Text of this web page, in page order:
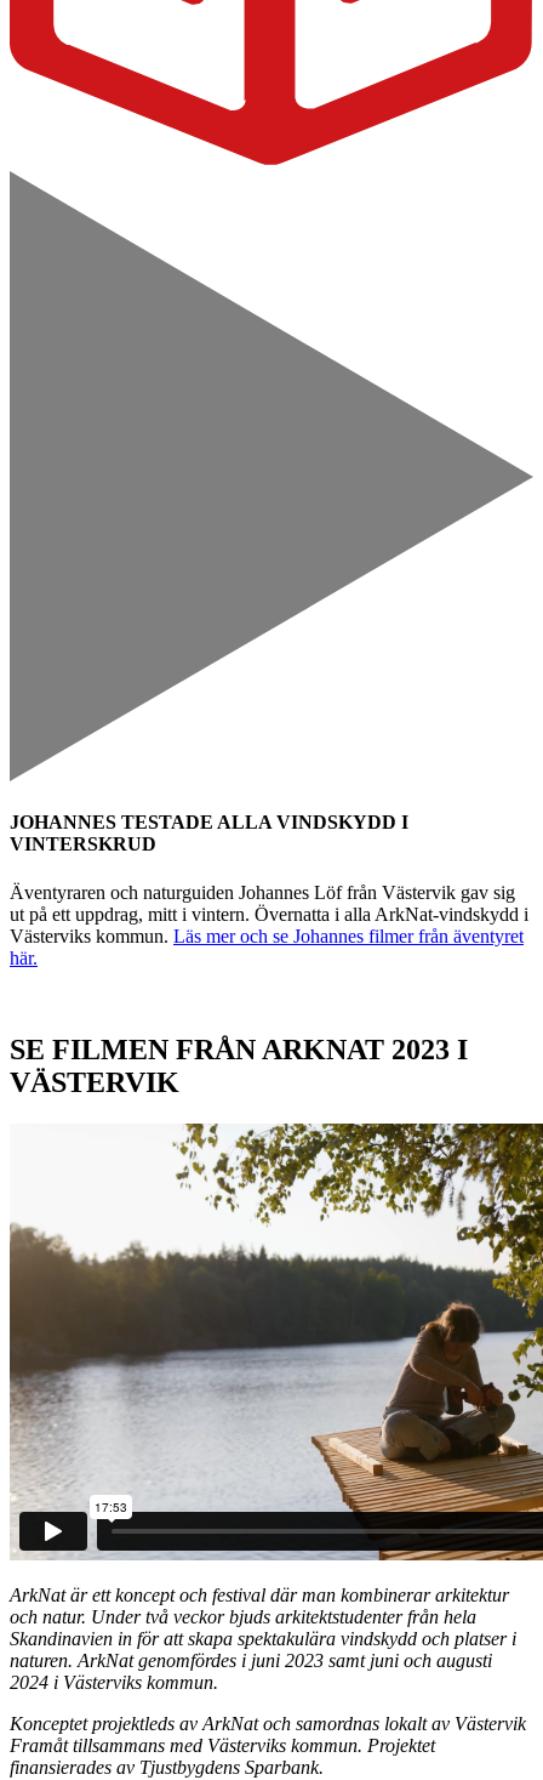
JOHANNES TESTADE ALLA VINDSKYDD I
VINTERSKRUD
Äventyraren och naturguiden Johannes Löf från Västervik gav sig
ut på ett uppdrag, mitt i vintern. Övernatta i alla ArkNat-vindskydd i
Västerviks kommun. Läs mer och se Johannes filmer från äventyret
här.
SE FILMEN FRÅN ARKNAT 2023 I
VÄSTERVIK
ArkNat är ett koncept och festival där man kombinerar arkitektur
och natur. Under två veckor bjuds arkitektstudenter från hela
Skandinavien in för att skapa spektakulära vindskydd och platser i
naturen. ArkNat genomfördes i juni 2023 samt juni och augusti
2024 i Västerviks kommun.
Konceptet projektleds av ArkNat och samordnas lokalt av Västervik
Framåt tillsammans med Västerviks kommun. Projektet
finansierades av Tjustbygdens Sparbank.